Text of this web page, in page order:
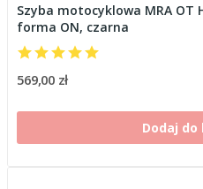
Szyba motocyklowa MRA OT
forma ON, czarna
569,00 zł
Dodaj do